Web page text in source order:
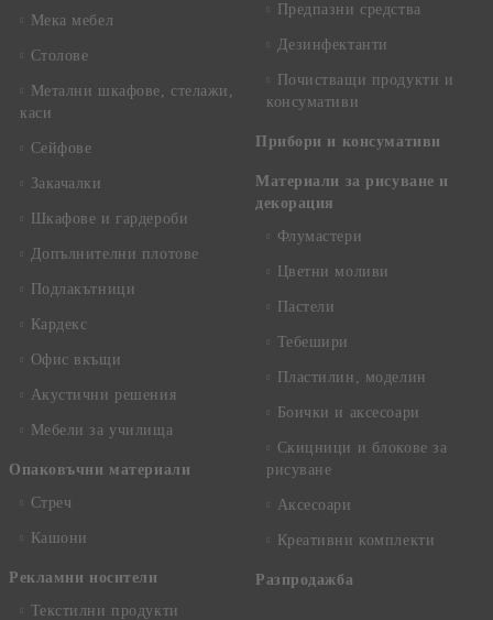
Мека мебел
Столове
Метални шкафове, стелажи,
каси
Сейфове
Закачалки
Шкафове и гардероби
Допълнителни плотове
Подлакътници
Кардекс
Офис вкъщи
Акустични решения
Мебели за училища
Опаковъчни материали
Стреч
Кашони
Рекламни носители
Текстилни продукти
Предпазни средства
Дезинфектанти
Почистващи продукти и
консумативи
Прибори и консумативи
Материали за рисуване и
декорация
Флумастери
Цветни моливи
Пастели
Тебешири
Пластилин, моделин
Боички и аксесоари
Скицници и блокове за
рисуване
Аксесоари
Креативни комплекти
Разпродажба